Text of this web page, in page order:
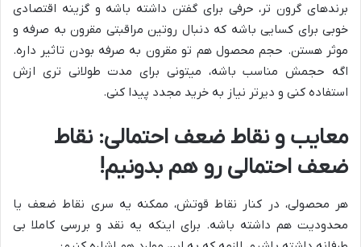
برندهای گرون تر، حرفی برای گفتن داشته باشه و گزینه اقتصادی
خوبی برای کسایی باشه که دنبال روتین مراقبتی مقرون به صرفه و
موثر هستن. حجم محصول هم تو مقرون به صرفه بودن تاثیر داره.
اگه حجمش مناسب باشه، میتونی برای مدت طولانی تری ازش
استفاده کنی و دیرتر نیاز به خرید مجدد پیدا کنی.
معایب و نقاط ضعف احتمالی: نقاط
ضعف احتمالی رو هم بدونیم!
هر محصولی، در کنار نقاط قوتش، ممکنه یه سری نقاط ضعف یا
محدودیت هم داشته باشه. برای اینکه یه نقد و بررسی کاملا بی